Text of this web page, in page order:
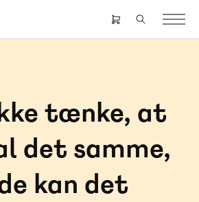
Header
right
tænke, at
det samme,
kan det